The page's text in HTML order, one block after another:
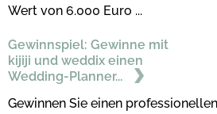
Wert von 6.000 Euro ...
Gewinnspiel: Gewinne mit
kijiji und weddix einen
Wedding-Planner...
Gewinnen Sie einen